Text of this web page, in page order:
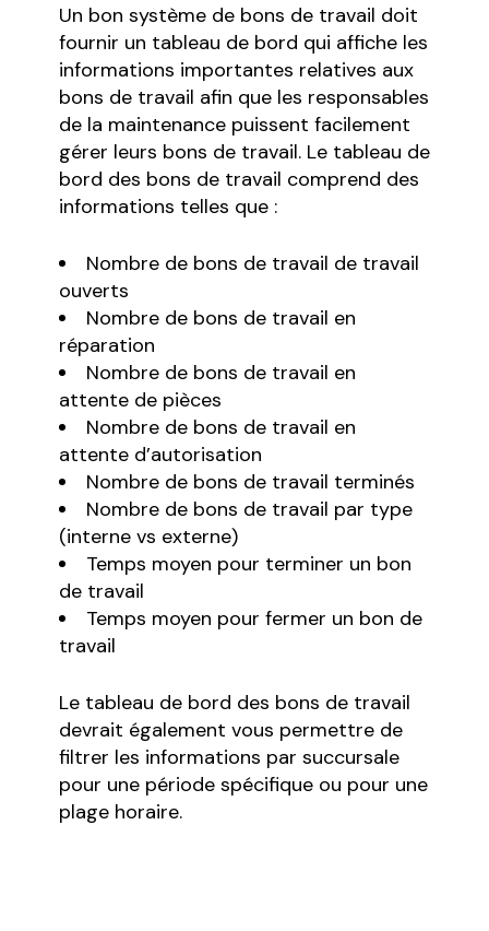
Un bon système de bons de travail doit
fournir un tableau de bord qui affiche les
informations importantes relatives aux
bons de travail afin que les responsables
de la maintenance puissent facilement
gérer leurs bons de travail. Le tableau de
bord des bons de travail comprend des
informations telles que :
Nombre de bons de travail de travail
ouverts
Nombre de bons de travail en
réparation
Nombre de bons de travail en
attente de pièces
Nombre de bons de travail en
attente d’autorisation
Nombre de bons de travail terminés
Nombre de bons de travail par type
(interne vs externe)
Temps moyen pour terminer un bon
de travail
Temps moyen pour fermer un bon de
travail
Le tableau de bord des bons de travail
devrait également vous permettre de
filtrer les informations par succursale
pour une période spécifique ou pour une
plage horaire.